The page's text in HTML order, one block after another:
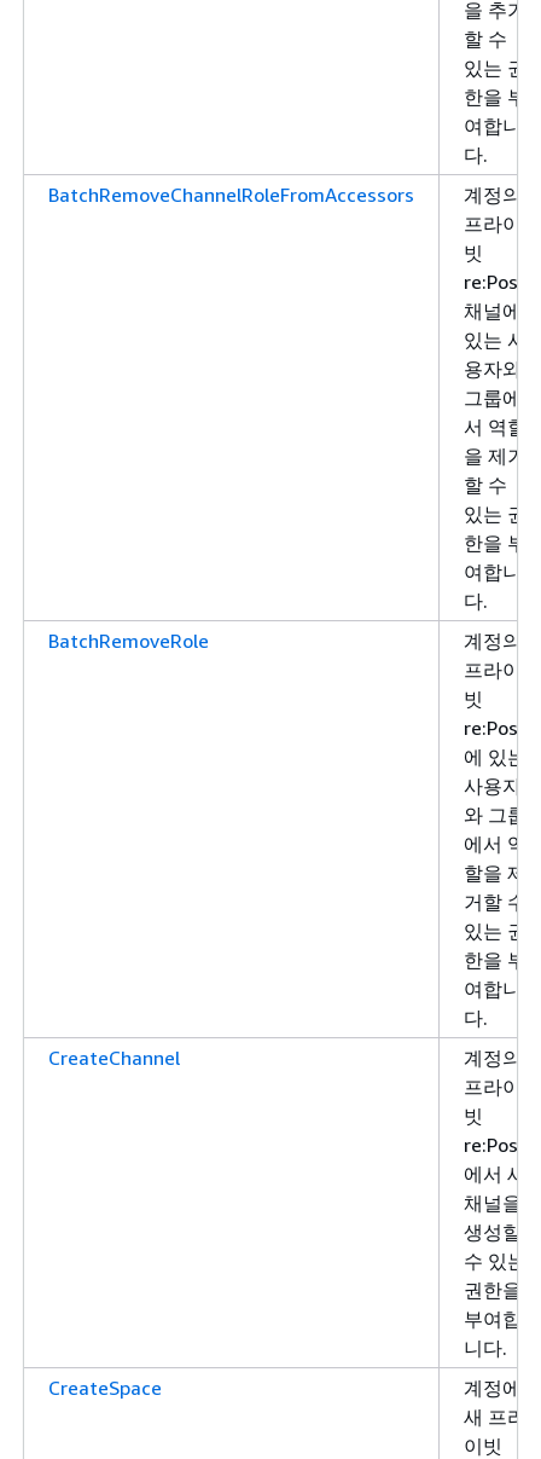
을 추가
할 수
있는 권
한을 부
여합니
다.
BatchRemoveChannelRoleFromAccessors
계정의
프라이
빗
re:Post
채널에
있는 사
용자와
그룹에
서 역할
을 제거
할 수
있는 권
한을 부
여합니
다.
BatchRemoveRole
계정의
프라이
빗
re:Post
에 있는
사용자
와 그룹
에서 역
할을 제
거할 수
있는 권
한을 부
여합니
다.
CreateChannel
계정의
프라이
빗
re:Post
에서 새
채널을
생성할
수 있는
권한을
부여합
니다.
CreateSpace
계정에
새 프라
이빗